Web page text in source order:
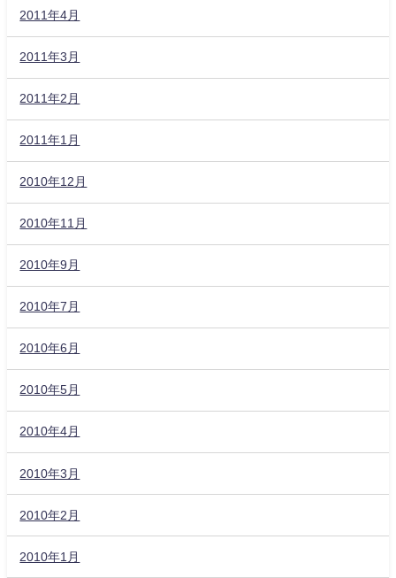
2011年4月
2011年3月
2011年2月
2011年1月
2010年12月
2010年11月
2010年9月
2010年7月
2010年6月
2010年5月
2010年4月
2010年3月
2010年2月
2010年1月